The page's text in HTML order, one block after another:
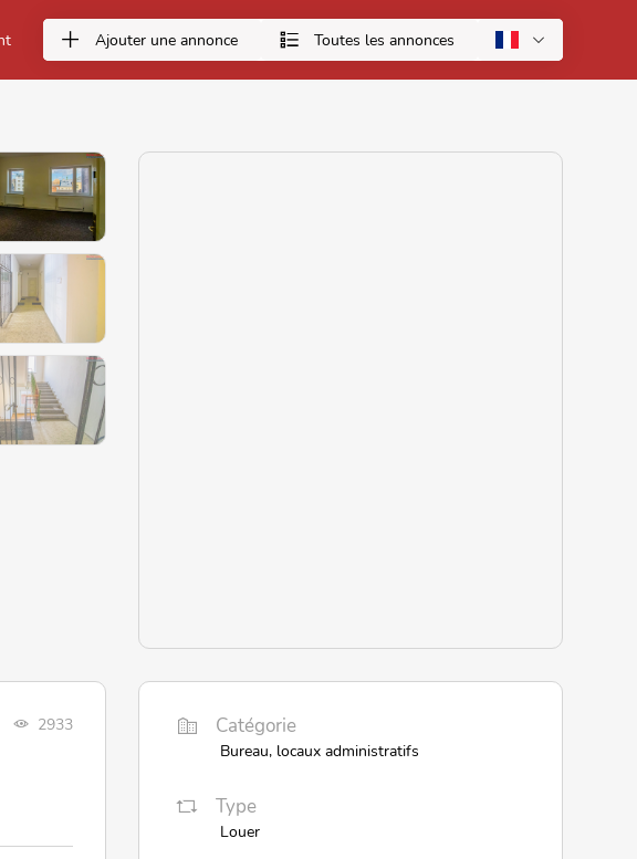
Ajouter une annonce Toutes les annonces
2933 Catégorie
Bureau, locaux administratifs
Type
Louer